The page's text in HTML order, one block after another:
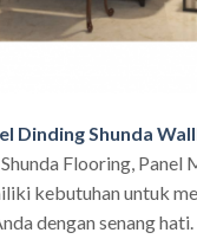
Dinding Shunda
Flooring,
kebutuhan untuk
dengan senang hati.